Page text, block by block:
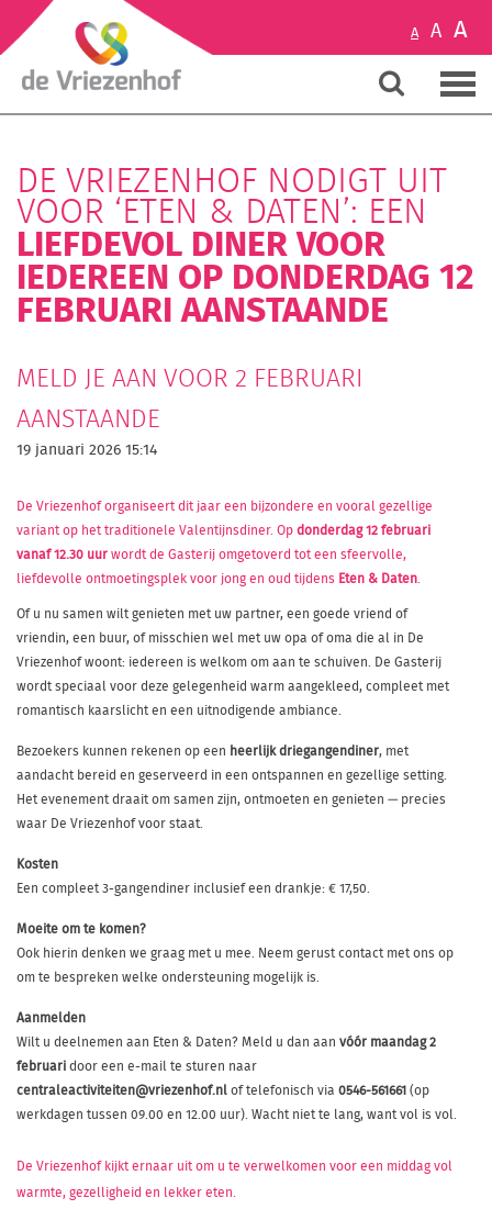
A A A
DE VRIEZENHOF NODIGT UIT
VOOR ‘ETEN & DATEN’: EEN
LIEFDEVOL DINER VOOR
IEDEREEN OP DONDERDAG 12
FEBRUARI AANSTAANDE
MELD JE AAN VOOR 2 FEBRUARI
AANSTAANDE
19 januari 2026 15:14
De Vriezenhof organiseert dit jaar een bijzondere en vooral gezellige
variant op het traditionele Valentijnsdiner. Opdonderdag 12 februari
vanaf 12.30 uurwordt de Gasterij omgetoverd tot een sfeervolle,
liefdevolle ontmoetingsplek voor jong en oud tijdens Eten & Daten.
Of u nu samen wilt genieten met uw partner, een goede vriend of
vriendin, een buur, of misschien wel met uw opa of oma die al in De
Vriezenhof woont: iedereen is welkom om aan te schuiven. De Gasterij
wordt speciaal voor deze gelegenheid warm aangekleed, compleet met
romantisch kaarslicht en een uitnodigende ambiance.
Bezoekers kunnen rekenen op een heerlijk driegangendiner, met
aandacht bereid en geserveerd in een ontspannen en gezellige setting.
Het evenement draait om samen zijn, ontmoeten en genieten — precies
waar De Vriezenhof voor staat.
Kosten
Een compleet 3-gangendiner inclusief een drankje: € 17,50.
Moeite om te komen?
Ook hierin denken we graag met u mee. Neem gerust contact met ons op
om te bespreken welke ondersteuning mogelijk is.
Aanmelden
Wilt u deelnemen aan Eten & Daten? Meld u dan aan vóór maandag 2
februaridoor een e-mail te sturen naar
centraleactiviteiten@vriezenhof.nlof telefonisch via 0546-561661(op
werkdagen tussen 09.00 en 12.00 uur). Wacht niet te lang, want vol is vol.
De Vriezenhof kijkt ernaar uit om u te verwelkomen voor een middag vol
warmte, gezelligheid en lekker eten.